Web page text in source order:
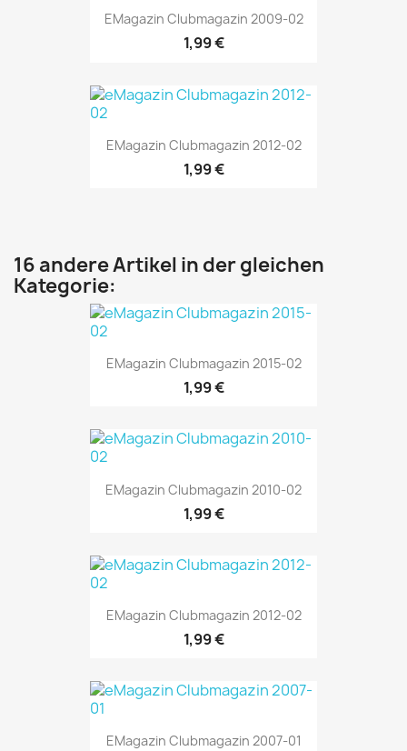
EMagazin Clubmagazin 2009-02
1,99 €
EMagazin Clubmagazin 2012-02
1,99 €
16 andere Artikel in der gleichen
Kategorie:
EMagazin Clubmagazin 2015-02
1,99 €
EMagazin Clubmagazin 2010-02
1,99 €
EMagazin Clubmagazin 2012-02
1,99 €
EMagazin Clubmagazin 2007-01